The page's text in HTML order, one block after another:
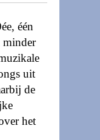
één
minder
uit
de
het